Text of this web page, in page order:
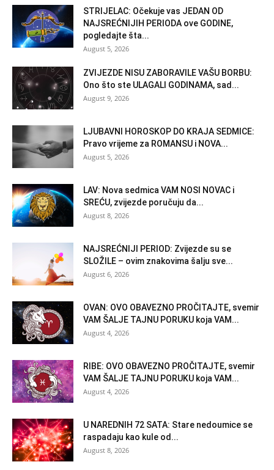
STRIJELAC: Očekuje vas JEDAN OD
NAJSREĆNIJIH PERIODA ove GODINE,
pogledajte šta...
August 5, 2026
ZVIJEZDE NISU ZABORAVILE VAŠU BORBU:
Ono što ste ULAGALI GODINAMA, sad...
August 9, 2026
LJUBAVNI HOROSKOP DO KRAJA SEDMICE:
Pravo vrijeme za ROMANSU i NOVA...
August 5, 2026
LAV: Nova sedmica VAM NOSI NOVAC i
SREĆU, zvijezde poručuju da...
August 8, 2026
NAJSREĆNIJI PERIOD: Zvijezde su se
SLOŽILE – ovim znakovima šalju sve...
August 6, 2026
OVAN: OVO OBAVEZNO PROČITAJTE, svemir
VAM ŠALJE TAJNU PORUKU koja VAM...
August 4, 2026
RIBE: OVO OBAVEZNO PROČITAJTE, svemir
VAM ŠALJE TAJNU PORUKU koja VAM...
August 4, 2026
U NAREDNIH 72 SATA: Stare nedoumice se
raspadaju kao kule od...
August 8, 2026